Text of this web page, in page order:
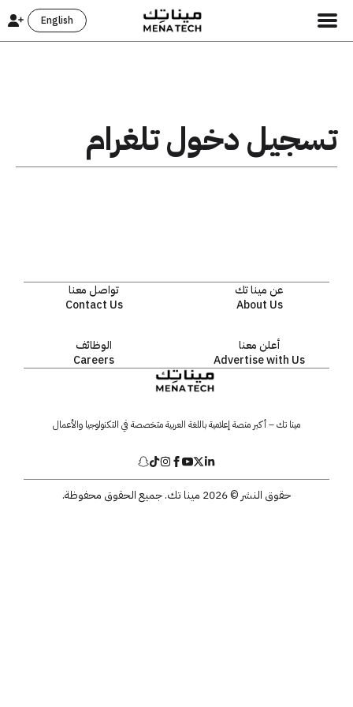
English
تسجيل دخول تلغرام
عن مينا تك
About Us
تواصل معنا
Contact Us
أعلن معنا
Advertise with Us
الوظائف
Careers
مينا تك – أكبر منصة إعلامية باللغة العربية متخصصة في التكنولوجيا والأعمال
حقوق النشر © 2026 مينا تك. جميع الحقوق محفوظة.